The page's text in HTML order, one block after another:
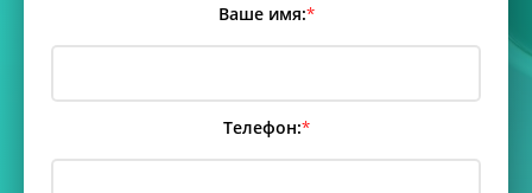
Ваше имя:*
Телефон:*